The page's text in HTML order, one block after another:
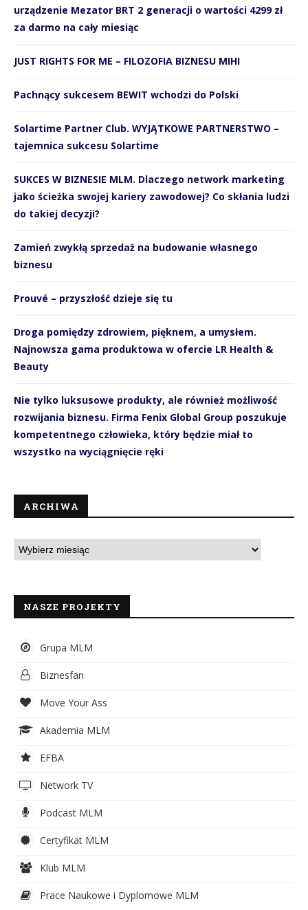
urządzenie Mezator BRT 2 generacji o wartości 4299 zł
za darmo na cały miesiąc
JUST RIGHTS FOR ME – FILOZOFIA BIZNESU MIHI
Pachnący sukcesem BEWIT wchodzi do Polski
Solartime Partner Club. WYJĄTKOWE PARTNERSTWO –
tajemnica sukcesu Solartime
SUKCES W BIZNESIE MLM. Dlaczego network marketing
jako ścieżka swojej kariery zawodowej? Co skłania ludzi
do takiej decyzji?
Zamień zwykłą sprzedaż na budowanie własnego
biznesu
Prouvé – przyszłość dzieje się tu
Droga pomiędzy zdrowiem, pięknem, a umysłem.
Najnowsza gama produktowa w ofercie LR Health &
Beauty
Nie tylko luksusowe produkty, ale również możliwość
rozwijania biznesu. Firma Fenix Global Group poszukuje
kompetentnego człowieka, który będzie miał to
wszystko na wyciągnięcie ręki
ARCHIWA
NASZE PROJEKTY
Grupa MLM
Biznesfan
Move Your Ass
Akademia MLM
EFBA
Network TV
Podcast MLM
Certyfikat MLM
Klub MLM
Prace Naukowe i Dyplomowe MLM